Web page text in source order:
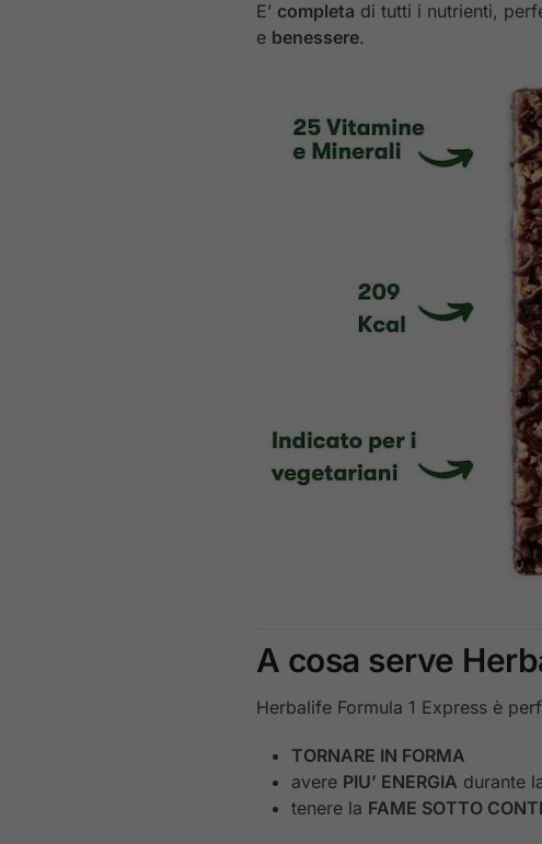
E’ completa di tutti i nutrienti,
e benessere.
A cosa serve
Herbalife Formula 1 Express è
TORNARE IN FORMA
avere PIU’ ENERGIA durante
tenere la FAME SOTTO